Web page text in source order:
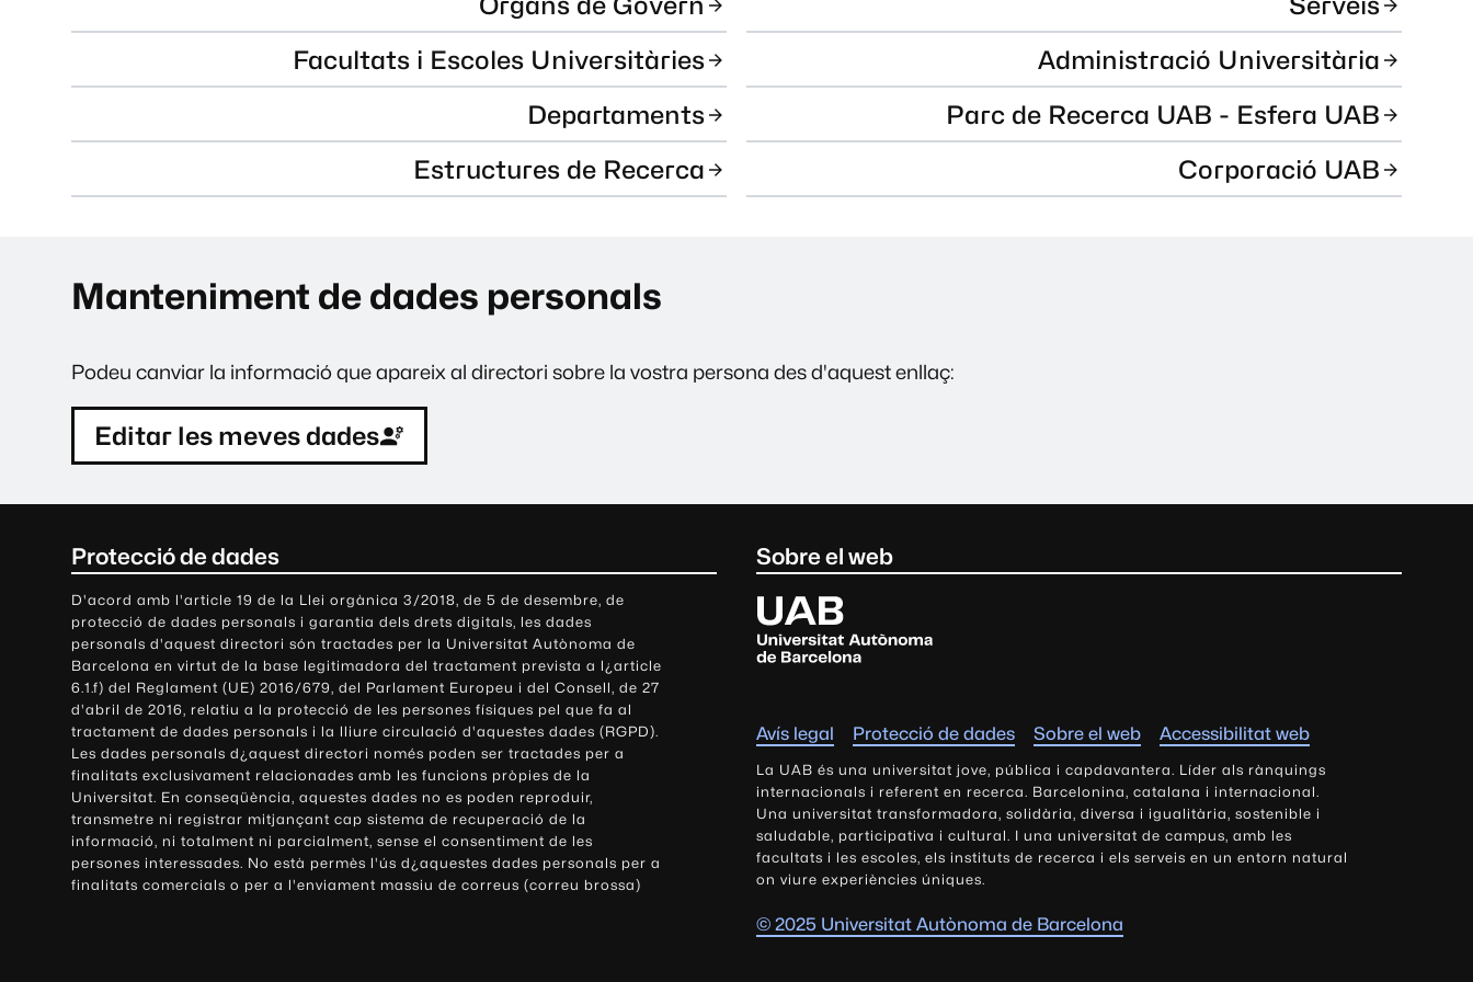
Facultats i Escoles Universitàries
Departaments
Estructures de Recerca
Administració Universitària
Parc de Recerca UAB - Esfera UAB
Corporació UAB
Manteniment de dades personals
Podeu canviar la informació que apareix al directori sobre la vostra persona des d'aquest enllaç:
Editar les meves dades
Protecció de dades
D'acord amb l'article 19 de la Llei orgànica 3/2018, de 5 de desembre, de
protecció de dades personals i garantia dels drets digitals, les dades
personals d'aquest directori són tractades per la Universitat Autònoma de
Barcelona en virtut de la base legitimadora del tractament prevista a l¿article
6.1.f) del Reglament (UE) 2016/679, del Parlament Europeu i del Consell, de 27
d'abril de 2016, relatiu a la protecció de les persones físiques pel que fa al
tractament de dades personals i la lliure circulació d'aquestes dades (RGPD).
Les dades personals d¿aquest directori només poden ser tractades per a
finalitats exclusivament relacionades amb les funcions pròpies de la
Universitat. En conseqüència, aquestes dades no es poden reproduir,
transmetre ni registrar mitjançant cap sistema de recuperació de la
informació, ni totalment ni parcialment, sense el consentiment de les
persones interessades. No està permès l'ús d¿aquestes dades personals per a
finalitats comercials o per a l'enviament massiu de correus (correu brossa)
Sobre el web
U
n
i
s
i
t
a
t
A
u
t
ò
Avís legal Protecció de dades Sobre el web Accessibilitat web
La UAB és una universitat jove, pública i capdavantera. Líder als rànquings
internacionals i referent en recerca. Barcelonina, catalana i internacional.
Una universitat transformadora, solidària, diversa i igualitària, sostenible i
saludable, participativa i cultural. I una universitat de campus, amb les
facultats i les escoles, els instituts de recerca i els serveis en un entorn natural
on viure experiències úniques.
© 2025 Universitat Autònoma de Barcelona